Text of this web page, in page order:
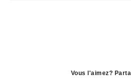
Vous l'aimez?